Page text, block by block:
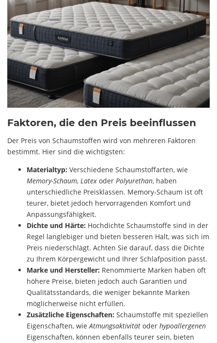
Faktoren, die den Preis beeinflussen
Der Preis von Schaumstoffen wird von mehreren Faktoren
bestimmt. Hier sind die wichtigsten:
Materialtyp: Verschiedene Schaumstoffarten, wie
Memory-Schaum, Latex oder Polyurethan, haben
unterschiedliche Preisklassen. Memory-Schaum ist oft
teurer, bietet jedoch hervorragenden Komfort und
Anpassungsfähigkeit.
Dichte und Härte: Hochdichte Schaumstoffe sind in der
Regel langlebiger und bieten besseren Halt, was sich im
Preis niederschlägt. Achten Sie darauf, dass die Dichte
zu Ihrem Körpergewicht und Ihrer Schlafposition passt.
Marke und Hersteller: Renommierte Marken haben oft
höhere Preise, bieten jedoch auch Garantien und
Qualitätsstandards, die weniger bekannte Marken
möglicherweise nicht erfüllen.
Zusätzliche Eigenschaften: Schaumstoffe mit speziellen
Eigenschaften, wieAtmungsaktivität oder hypoallergenen
Eigenschaften, können ebenfalls teurer sein, bieten